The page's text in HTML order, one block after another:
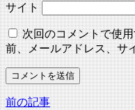
サイト
次回のコメントで使
前、メールアドレス、サ
前の記事